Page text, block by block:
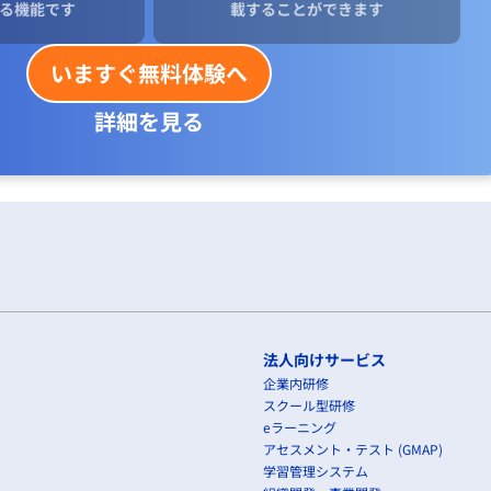
機能です 載することができます
いますぐ無料体験へ
詳細を見る
法人向けサービス
企業内研修
スクール型研修
eラーニング
アセスメント・テスト (GMAP)
学習管理システム